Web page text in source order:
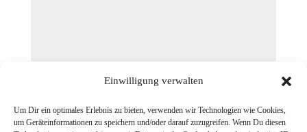
Einwilligung verwalten
Um Dir ein optimales Erlebnis zu bieten, verwenden wir Technologien wie Cookies,
um Geräteinformationen zu speichern und/oder darauf zuzugreifen. Wenn Du diesen